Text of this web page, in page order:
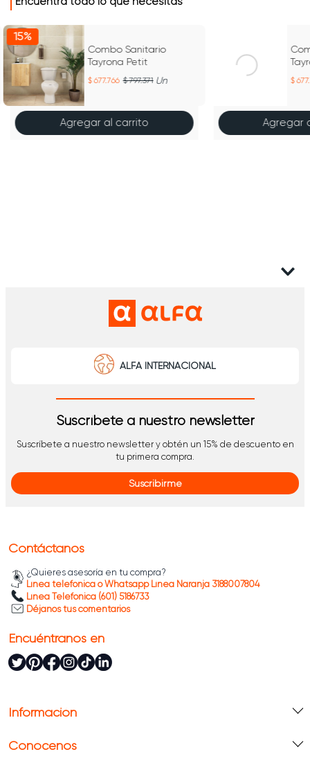
15%
Combo Sanitario
Tayrona Petit
677.766 797.371 Un
Agregar al carrito Agregar
ALFA INTERNACIONAL
Suscríbete a nuestro newsletter
Suscríbete a nuestro newsletter y obtén un 15% de descuento en
tu primera compra.
Suscribirme
Información
Conócenos
Contáctanos
¿Quieres asesoría en tu compra?
Línea telefónica o Whatsapp Línea Naranja 3188007804
Línea Telefónica (601) 5186733
Déjanos tus comentarios
Encuéntranos en